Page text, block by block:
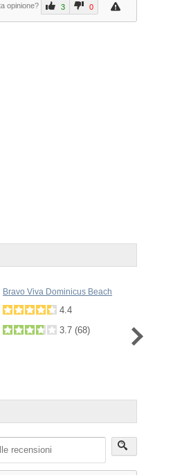
opinione? 3 0
Bravo Viva Dominicus Beach
4.4
3.7(68)